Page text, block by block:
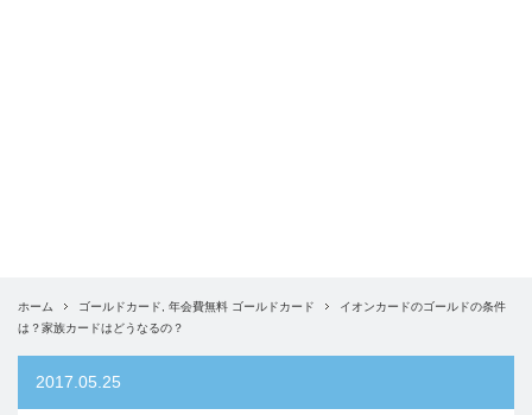
ホーム ゴールドカード 年会費無料 ゴールドカード
イオンカードのゴールドの条件
は？家族カードはどうなるの？
2017.05.25